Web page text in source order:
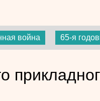
война 65-я